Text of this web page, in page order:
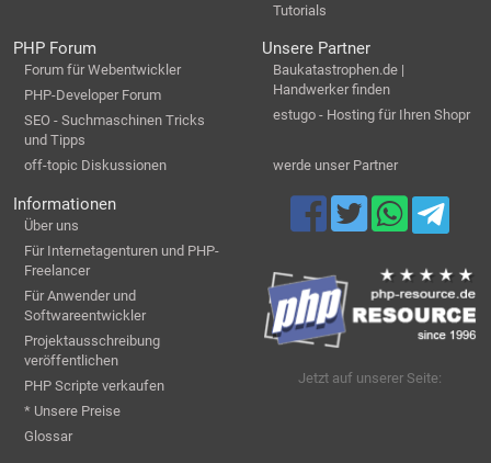
Tutorials
PHP Forum
Forum für Webentwickler
PHP-Developer Forum
SEO - Suchmaschinen Tricks
und Tipps
off-topic Diskussionen
Unsere Partner
Baukatastrophen.de |
Handwerker finden
estugo - Hosting für Ihren Shopr
werde unser Partner
Informationen
Über uns
Für Internetagenturen und PHP-
Freelancer
Für Anwender und
Softwareentwickler
Projektausschreibung
veröffentlichen
PHP Scripte verkaufen
* Unsere Preise
Glossar
Jetzt auf unserer Seite: